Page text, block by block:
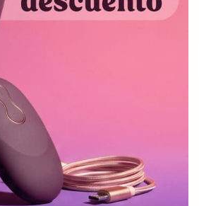
de garantía significa que
de fabricación durante
para devolver productos
te gusten o no los quieras.
de devoluciones.